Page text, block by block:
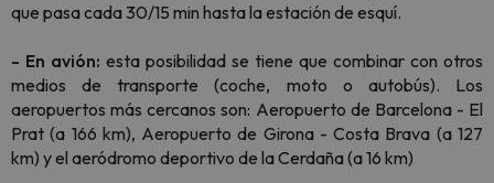
que pasa cada 30/15 min hasta la estación de esquí.
- En avión: esta posibilidad se tiene que combinar con otros
medios de transporte (coche, moto o autobús). Los
aeropuertos más cercanos son: Aeropuerto de Barcelona - El
Prat (a 166 km), Aeropuerto de Girona - Costa Brava (a 127
km) y el aeródromo deportivo de la Cerdaña (a 16 km)